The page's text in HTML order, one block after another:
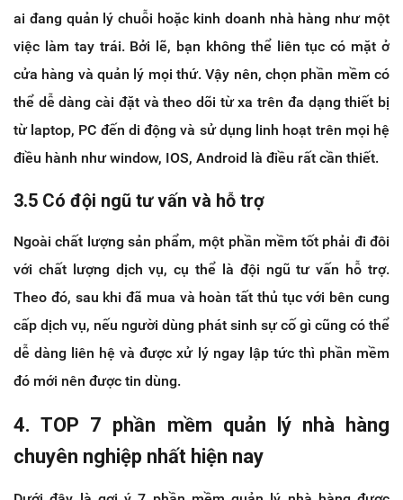
ai đang quản lý chuỗi hoặc kinh doanh nhà hàng như một
việc làm tay trái. Bởi lẽ, bạn không thể liên tục có mặt ở
cửa hàng và quản lý mọi thứ. Vậy nên, chọn phần mềm có
thể dễ dàng cài đặt và theo dõi từ xa trên đa dạng thiết bị
từ laptop, PC đến di động và sử dụng linh hoạt trên mọi hệ
điều hành như window, IOS, Android là điều rất cần thiết.
3.5 Có đội ngũ tư vấn và hỗ trợ
Ngoài chất lượng sản phẩm, một phần mềm tốt phải đi đôi
với chất lượng dịch vụ, cụ thể là đội ngũ tư vấn hỗ trợ.
Theo đó, sau khi đã mua và hoàn tất thủ tục với bên cung
cấp dịch vụ, nếu người dùng phát sinh sự cố gì cũng có thể
dễ dàng liên hệ và được xử lý ngay lập tức thì phần mềm
đó mới nên được tin dùng.
4. TOP 7 phần mềm quản lý nhà hàng
chuyên nghiệp nhất hiện nay